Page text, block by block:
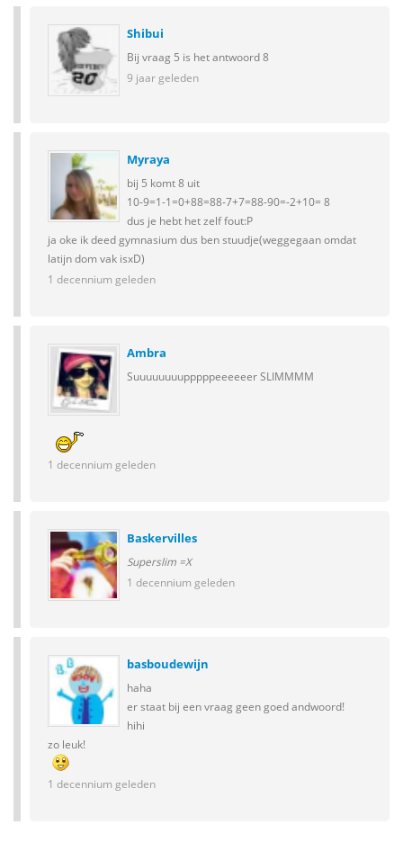
Shibui
Bij vraag 5 is het antwoord 8
9 jaar geleden
Myraya
bij 5 komt 8 uit
10-9=1-1=0+88=88-7+7=88-90=-2+10= 8
dus je hebt het zelf fout:P
ja oke ik deed gymnasium dus ben stuudje(weggegaan omdat
latijn dom vak isxD)
1 decennium geleden
Ambra
Suuuuuuuupppppeeeeeer SLIMMMM
1 decennium geleden
Baskervilles
Superslim =X
1 decennium geleden
basboudewijn
haha
er staat bij een vraag geen goed andwoord!
hihi
zo leuk!
1 decennium geleden